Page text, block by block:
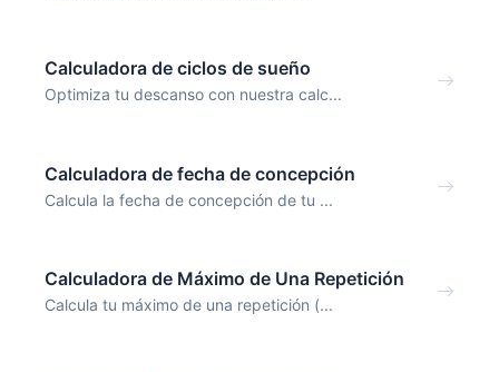
Calculadora de ciclos de sueño
Optimiza tu descanso con nuestra calc...
Calculadora de fecha de concepción
Calcula la fecha de concepción de tu ...
Calculadora de Máximo de Una Repetición
Calcula tu máximo de una repetición (...